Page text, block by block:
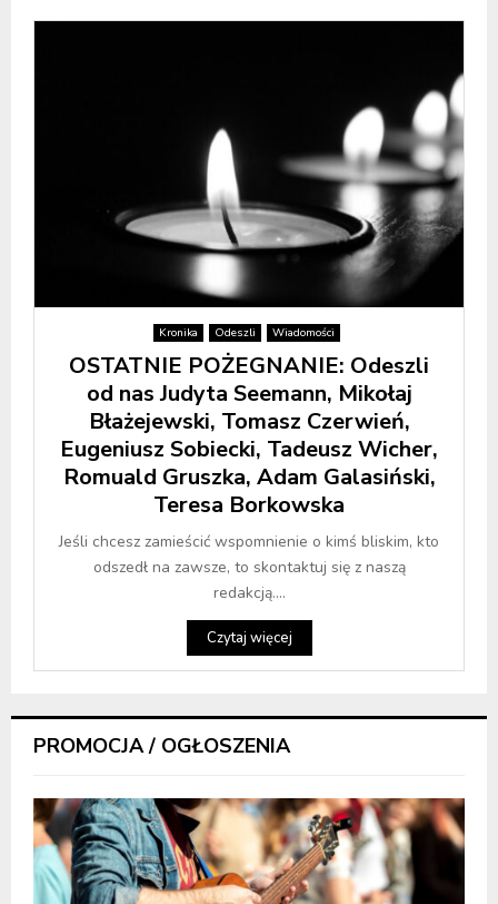
Kronika Odeszli Wiadomości
OSTATNIE POŻEGNANIE: Odeszli
od nas Judyta Seemann, Mikołaj
Błażejewski, Tomasz Czerwień,
Eugeniusz Sobiecki, Tadeusz Wicher,
Romuald Gruszka, Adam Galasiński,
Teresa Borkowska
Jeśli chcesz zamieścić wspomnienie o kimś bliskim, kto
odszedł na zawsze, to skontaktuj się z naszą
redakcją....
Czytaj więcej
PROMOCJA / OGŁOSZENIA